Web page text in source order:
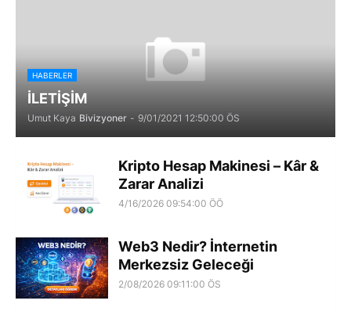
HABERLER
İLETİŞİM
Umut Kaya Bivizyoner - 9/01/2021 12:50:00 ÖS
Kripto Hesap Makinesi – Kâr &
Zarar Analizi
4/16/2026 09:54:00 ÖÖ
Web3 Nedir? İnternetin
Merkezsiz Geleceği
2/08/2026 09:11:00 ÖS